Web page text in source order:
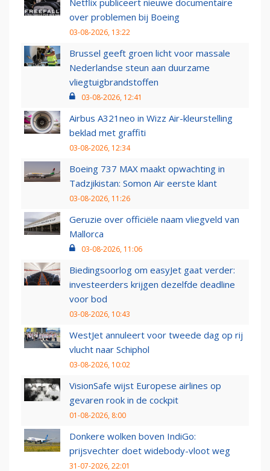
Netflix publiceert nieuwe documentaire
over problemen bij Boeing
03-08-2026, 13:22
Brussel geeft groen licht voor massale
Nederlandse steun aan duurzame
vliegtuigbrandstoffen
03-08-2026, 12:41
Airbus A321neo in Wizz Air-kleurstelling
beklad met graffiti
03-08-2026, 12:34
Boeing 737 MAX maakt opwachting in
Tadzjikistan: Somon Air eerste klant
03-08-2026, 11:26
Geruzie over officiële naam vliegveld van
Mallorca
03-08-2026, 11:06
Biedingsoorlog om easyJet gaat verder:
investeerders krijgen dezelfde deadline
voor bod
03-08-2026, 10:43
WestJet annuleert voor tweede dag op rij
vlucht naar Schiphol
03-08-2026, 10:02
VisionSafe wijst Europese airlines op
gevaren rook in de cockpit
01-08-2026, 8:00
Donkere wolken boven IndiGo:
prijsvechter doet widebody-vloot weg
31-07-2026, 22:01